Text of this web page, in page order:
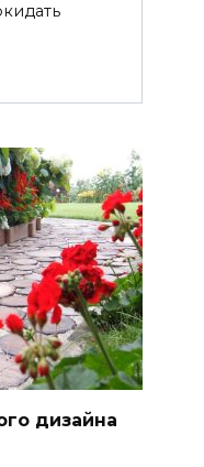
дизайна